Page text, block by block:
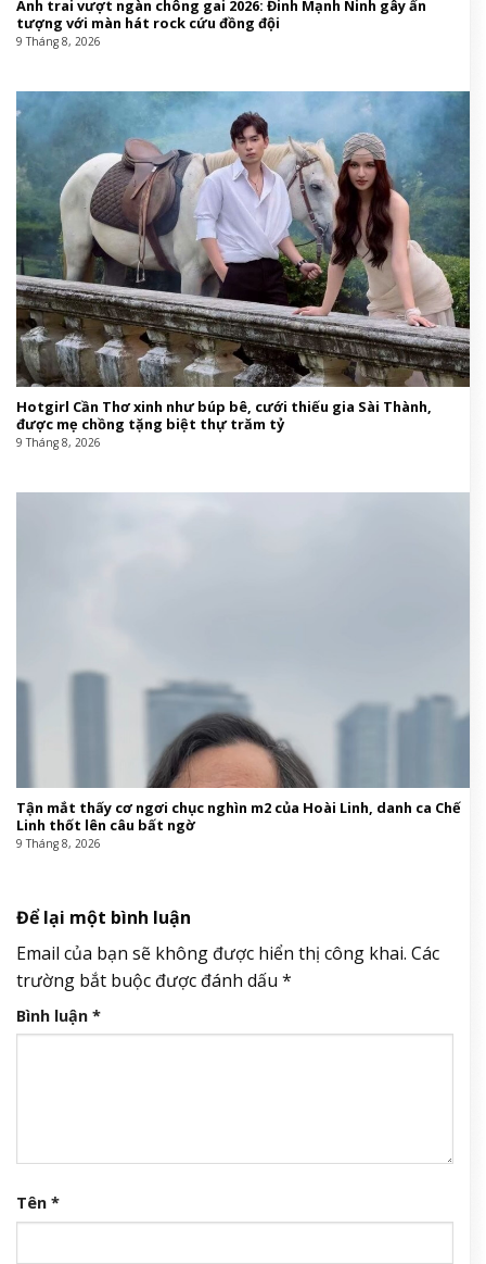
Anh trai vượt ngàn chông gai 2026: Đinh Mạnh Ninh gây ấn
tượng với màn hát rock cứu đồng đội
9 Tháng 8, 2026
Hotgirl Cần Thơ xinh như búp bê, cưới thiếu gia Sài Thành,
được mẹ chồng tặng biệt thự trăm tỷ
9 Tháng 8, 2026
Tận mắt thấy cơ ngơi chục nghìn m2 của Hoài Linh, danh ca Chế
Linh thốt lên câu bất ngờ
9 Tháng 8, 2026
Để lại một bình luận
Email của bạn sẽ không được hiển thị công khai. Các
trường bắt buộc được đánh dấu *
Bình luận *
Tên *